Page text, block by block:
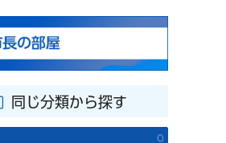
同じ分類から探す